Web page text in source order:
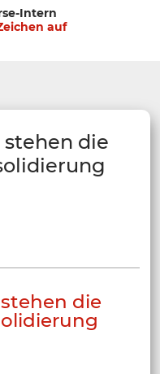
Intern
auf
stehen die
die